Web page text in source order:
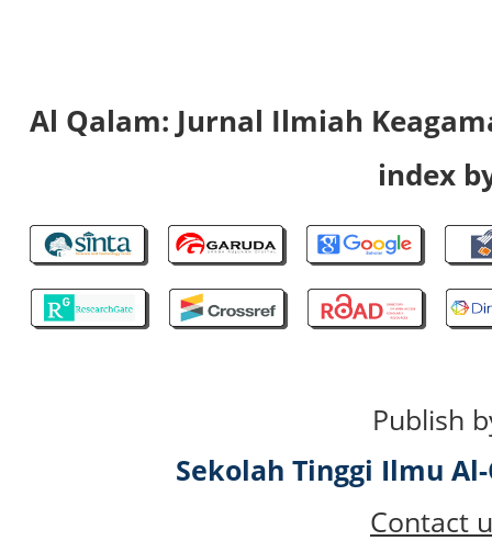
Al Qalam: Jurnal Ilmiah
index
Publish
Sekolah Tinggi Ilmu
Contact